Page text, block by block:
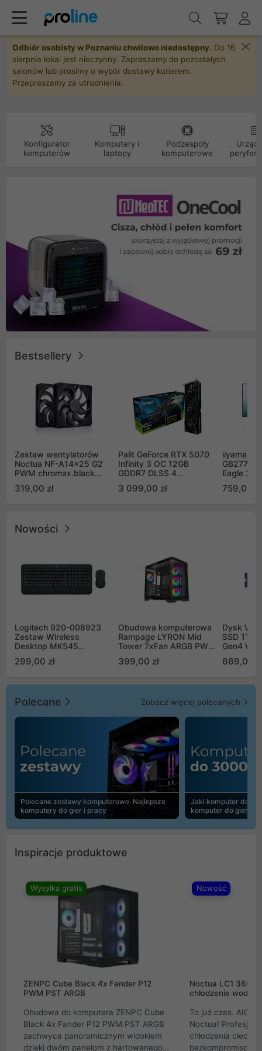
Odbiór osobisty w Poznaniu chwilowo niedostępny. Do 16
sierpnia lokal jest nieczynny. Zapraszamy do pozostałych
salonów lub prosimy o wybór dostawy kurierem.
Przepraszamy za utrudnienia.
Konfigurator
komputerów
Komputery i
laptopy
Podzespoły
komputerowe
Bestsellery
Zestaw wentylatorów
Noctua NF-A14x25 G2
PWM chromax.black
Push Pull (2szt)
319,00 zł
Palit GeForce RTX 5070
Infinity 3 OC 12GB
GDDR7 DLSS 4
GB2050S)
3 099,00 zł
iiyama G-
Eagle 27"
759,00 zł
Nowości
Logitech 920-008923
Zestaw Wireless
Desktop MK545
299,00 zł
Obudowa komputerowa
Rampage LYRON Mid
Tower 7xFan ARGB PWM
399,00 zł
Dysk WD
SSD 1TB
Gen4
669,00
Polecane Zobacz więcej polecanych
Polecane zestawy komputerowe. Najlepsze
komputery do gier i pracy
Jaki komputer do
komputer do gier |
Inspiracje produktowe
Wysyłka gratis
ZENPC Cube Black 4x Fander P12
PWM PST ARGB
Obudowa do komputera ZENPC Cube
Black 4x Fander P12 PWM PST ARGB
zachwyca panoramicznym widokiem
dzięki dwóm panelom z hartowanego
Nowość
Noctua LC1
chłodzenie wodne
To już czas. AIO
Noctua!
chłodzenia cieczą